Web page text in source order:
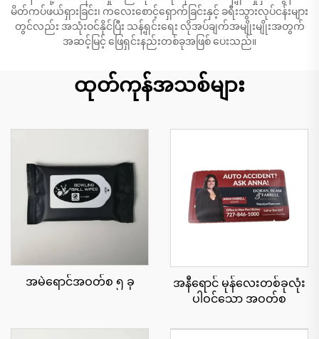
မိတ်ကပ်ဖယ်ရှားခြင်း၊ ကလေးစောင့်ရှောက်ခြင်းနှင့် ခရီးသွားလုပ်ငန်းများ
တွင်လည်း အသုံးဝင်နိုင်ပြီး သန့်ရှင်းရေး လိုအပ်ချက်အမျိုးမျိုးအတွက်
အဆင့်မြင့် ဖြေရှင်းနည်းတစ်ခုအဖြစ် ပေးသည်။
ထုတ်ကုန်အသစ်များ
အမဲရောင်အဝတ်စ ၅ ခု
အနီရောင် မုန်လေးတစ်ခုလုံး
ပါဝင်သော အဝတ်စ